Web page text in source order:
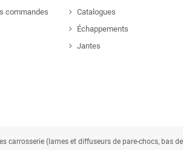
commandes
Catalogues
Échappements
Jantes
carrosserie (lames et diffuseurs de pare-chocs, bas de